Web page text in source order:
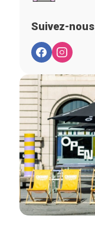
Suivez-nous